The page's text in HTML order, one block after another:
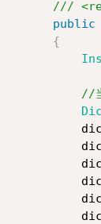
///
public
{
//